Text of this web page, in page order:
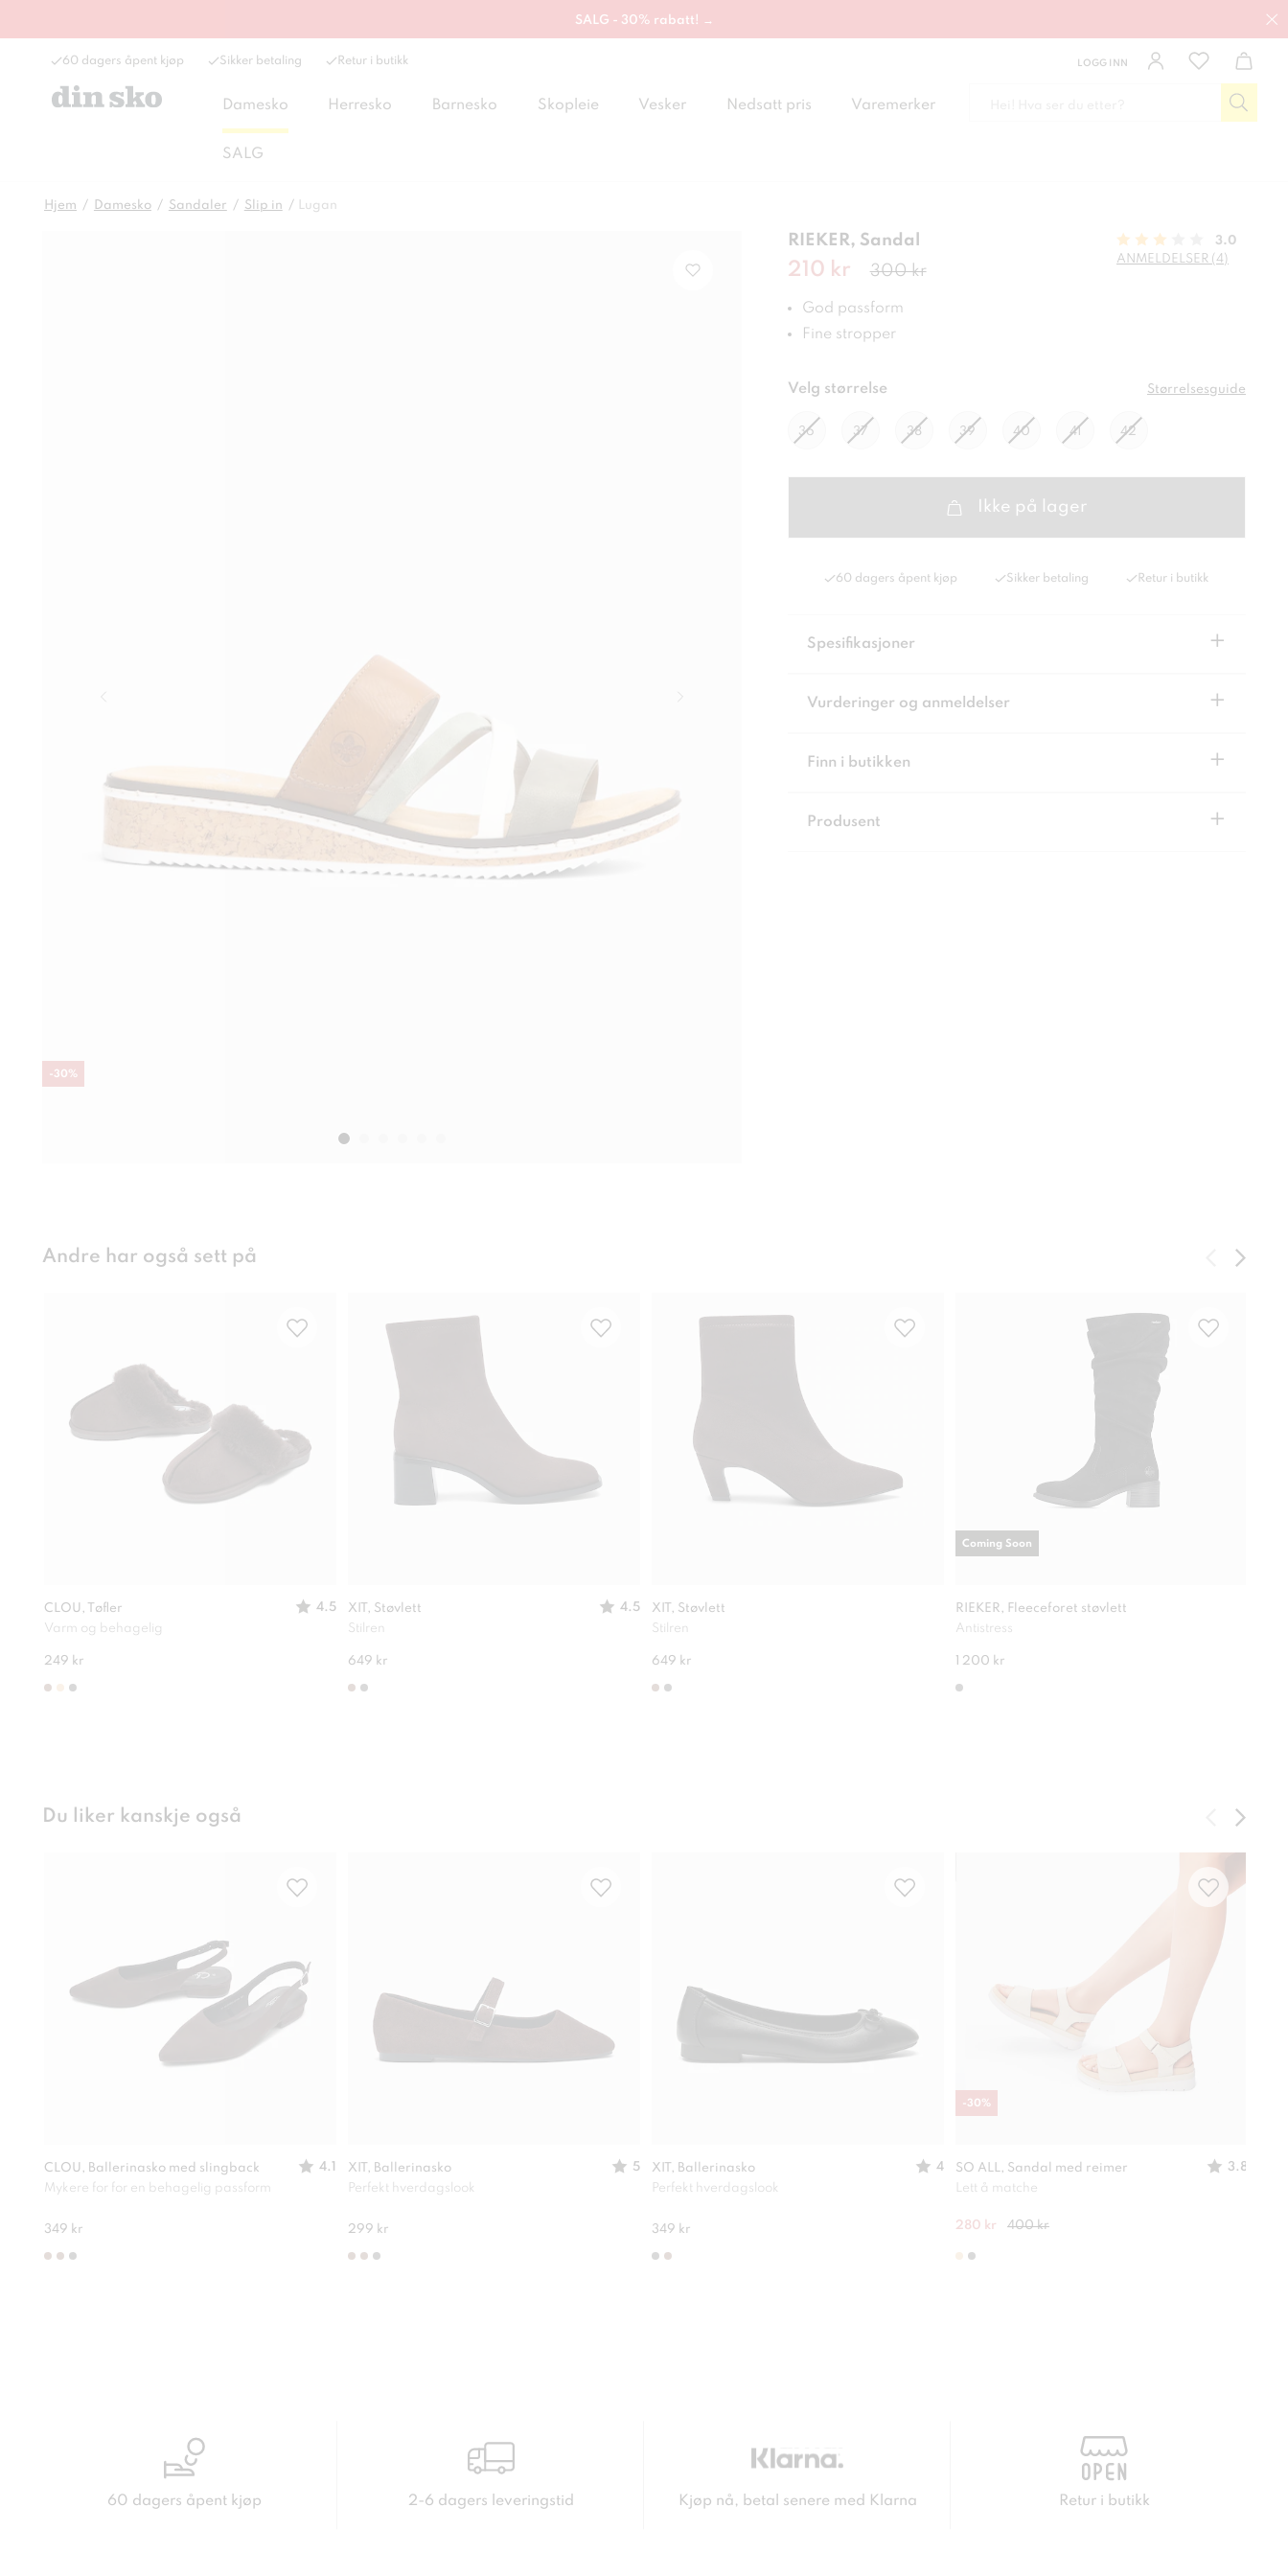
SALG - 30% rabatt! →
60 dagers åpent kjøp Sikker betaling Retur i butikk LOGG INN
Damesko Herresko Barnesko Skopleie Vesker Nedsatt pris Varemerker
SALG
Hjem Damesko Sandaler Slip in Lugan
-30%
RIEKER, Sandal
Nåværende pris: 300 kr
210 kr 300 kr
3.0
ANMELDELSER (4)
God passform
Fine stropper
Velg størrelse Størrelsesguide
36 37 38 39 40 41 42
Ikke på lager
60 dagers åpent kjøp Sikker betaling Retur i butikk
Spesifikasjoner +
Vurderinger og anmeldelser +
Finn i butikken +
Produsent +
Andre har også sett på
CLOU, Tøfler
4.5
Varm og behagelig
249 kr
XIT, Støvlett
4.5
Stilren
649 kr
XIT, Støvlett
Stilren
649 kr
RIEKER, Fleeceforet støvlett
Antistress
1 200 kr
Coming Soon
Du liker kanskje også
CLOU, Ballerinasko med slingback
4.1
Mykere for for en behagelig passform
349 kr
XIT, Ballerinasko
5
Perfekt hverdagslook
299 kr
XIT, Ballerinasko
4
Perfekt hverdagslook
349 kr
SO ALL, Sandal med reimer
3.8
Lett å matche
280 kr 400 kr
-30%
60 dagers åpent kjøp 2-6 dagers leveringstid Kjøp nå, betal senere med Klarna Retur i butikk